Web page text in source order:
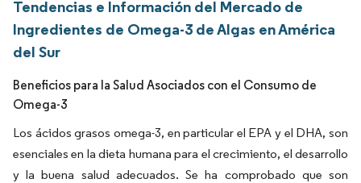
Tendencias e Información del Mercado de
Ingredientes de Omega-3 de Algas en América
del Sur
Beneficios para la Salud Asociados con el Consumo de
Omega-3
Los ácidos grasos omega-3, en particular el EPA y el DHA, son
esenciales en la dieta humana para el crecimiento, el desarrollo
y la buena salud adecuados. Se ha comprobado que son